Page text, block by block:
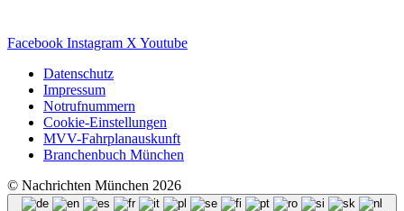
Facebook Instagram X Youtube
Datenschutz
Impressum
Notrufnummern
Cookie-Einstellungen
MVV-Fahrplanauskunft
Branchenbuch München
© Nachrichten München 2026